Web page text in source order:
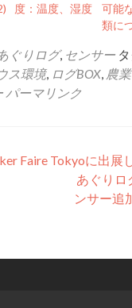
度：温度、湿度
可能
類に
ぐりログ, センサー
ス環境, ログBOX 農
パーマリンク
ゲーショ
Faire Tokyoに出展
あぐりロ
ンサー追